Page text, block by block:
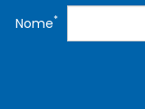
Nome*